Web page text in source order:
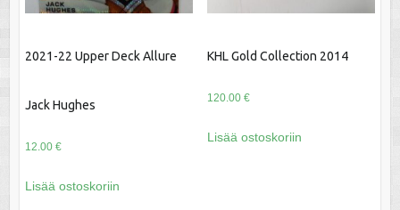
2021-22 Upper Deck Allure
Jack Hughes
12.00 €
Lisää ostoskoriin
KHL Gold Collection 2014
120.00 €
Lisää ostoskoriin